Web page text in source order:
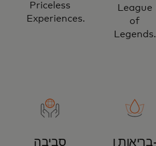
Priceless
Experiences.
League
of
Legends.
סביבה בריאות ו-